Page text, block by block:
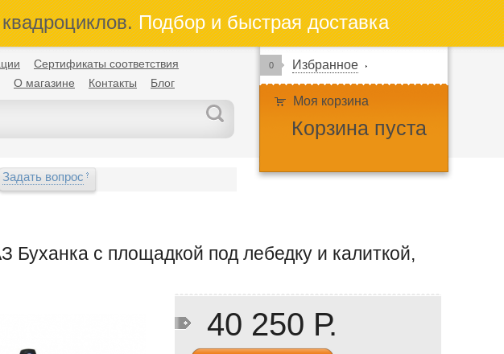
Подбор и быстрая доставка
Сертификаты соответствия
О магазине Контакты Блог
0 Избранное
Моя корзина
Корзина пуста
Задать вопрос
с площадкой под лебедку и калиткой,
40 250 Р.